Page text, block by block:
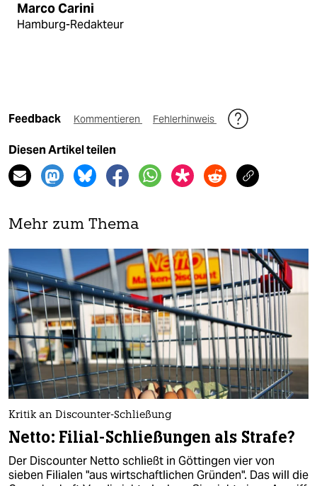
Marco Carini
Hamburg-Redakteur
Feedback Kommentieren Fehlerhinweis
Diesen Artikel teilen
Mehr zum Thema
Kritik an Discounter-Schließung
Netto: Filial-Schließungen als Strafe?
Der Discounter Netto schließt in Göttingen vier von
sieben Filialen "aus wirtschaftlichen Gründen". Das will die